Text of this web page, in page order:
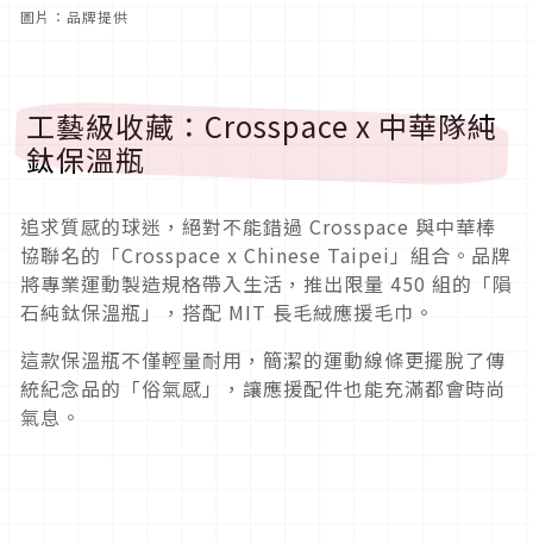
圖片：品牌提供
工藝級收藏：Crosspace x 中華隊純
鈦保溫瓶
追求質感的球迷，絕對不能錯過 Crosspace 與中華棒
協聯名的「Crosspace x Chinese Taipei」組合。品牌
將專業運動製造規格帶入生活，推出限量 450 組的「隕
石純鈦保溫瓶」，搭配 MIT 長毛絨應援毛巾。
這款保溫瓶不僅輕量耐用，簡潔的運動線條更擺脫了傳
統紀念品的「俗氣感」，讓應援配件也能充滿都會時尚
氣息。